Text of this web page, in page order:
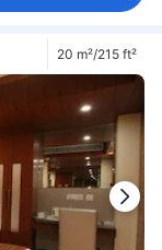
20 m²/215 ft²